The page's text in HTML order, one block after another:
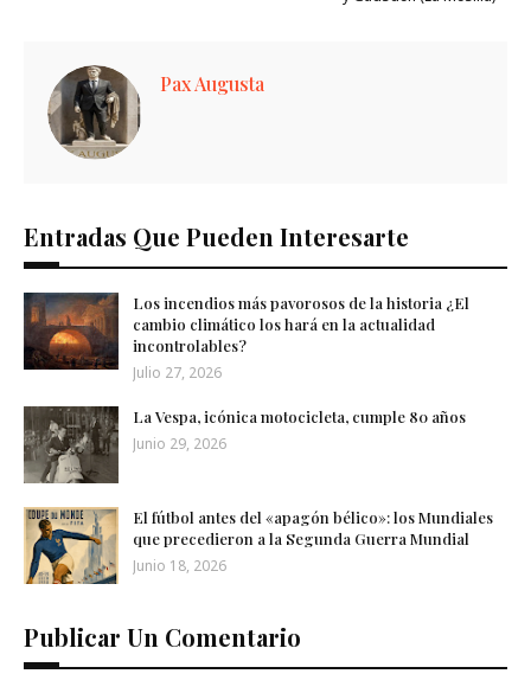
Pax Augusta
Entradas Que Pueden Interesarte
Los incendios más pavorosos de la historia ¿El
cambio climático los hará en la actualidad
incontrolables?
Julio 27, 2026
La Vespa, icónica motocicleta, cumple 80 años
Junio 29, 2026
El fútbol antes del «apagón bélico»: los Mundiales
que precedieron a la Segunda Guerra Mundial
Junio 18, 2026
Publicar Un Comentario